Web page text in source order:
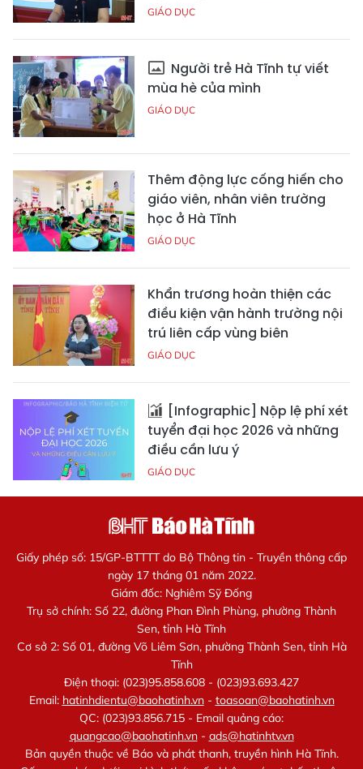
GIÁO DỤC
Người trẻ Hà Tĩnh tự viết
mùa hè của mình
GIÁO DỤC
Thêm động lực cống hiến cho
giáo viên, nhân viên trường
học ở Hà Tĩnh
GIÁO DỤC
Khẩn trương hoàn thiện các
điều kiện vận hành trường nội
trú liên cấp vùng biên
GIÁO DỤC
[Infographic] Nộp lệ phí xét
tuyển đại học 2026 và những
điều cần lưu ý
GIÁO DỤC
Giấy phép số: 15/GP-BTTTT do Bộ Thông tin - Truyền thông cấp
ngày 17 tháng 01 năm 2022.
Giám đốc: Nghiêm Sỹ Đống
Trụ sở chính: Số 22, đường Phan Đình Phùng, phường Thành
Sen, tỉnh Hà Tĩnh
Cơ sở 2: Số 01, đường Võ Liêm Sơn, phường Thành Sen, tỉnh Hà
Tĩnh
Điện thoại: (023)95.858.608 - (023)93.693.427
Email: hatinhdientu@baohatinh.vn- toasoan@baohatinh.vn
QC: (023)93.856.715 - Email quảng cáo:
quangcao@baohatinh.vn- ads@hatinhtv.vn
Bản quyền thuộc về Báo và phát thanh, truyền hình Hà Tĩnh.